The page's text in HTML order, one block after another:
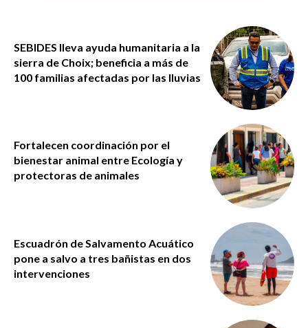
SEBIDES lleva ayuda humanitaria a la
sierra de Choix; beneficia a más de
100 familias afectadas por las lluvias
Fortalecen coordinación por el
bienestar animal entre Ecología y
protectoras de animales
Escuadrón de Salvamento Acuático
pone a salvo a tres bañistas en dos
intervenciones